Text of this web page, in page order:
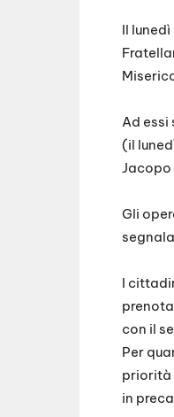
Il
Ad
(il
Gli
I
con il
Per
priorità
in